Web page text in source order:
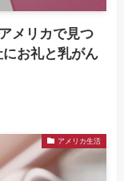
メリカで見つ
お礼と乳がん
アメリカ生活